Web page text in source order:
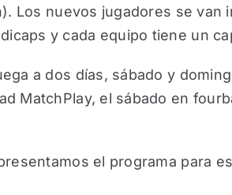
Los nuevos jugadores se van
y cada equipo tiene un
a dos días, sábado y
MatchPlay, el sábado en
el programa para